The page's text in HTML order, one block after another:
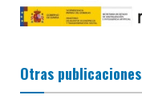
Otras publicaciones